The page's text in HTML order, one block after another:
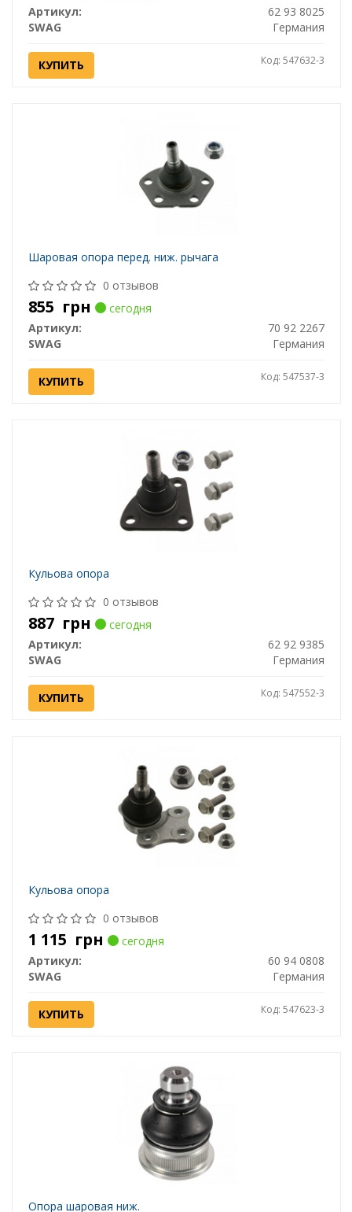
Артикул:
62 93 8025
SWAG
Германия
КУПИТЬ Код: 547632-3
Шаровая опора перед. ниж. рычага
0 отзывов
855 грн
сегодня
Артикул:
70 92 2267
SWAG
Германия
КУПИТЬ Код: 547537-3
Кульова опора
0 отзывов
887 грн
сегодня
Артикул:
62 92 9385
SWAG
Германия
КУПИТЬ Код: 547552-3
Кульова опора
0 отзывов
1 115 грн
сегодня
Артикул:
60 94 0808
SWAG
Германия
КУПИТЬ Код: 547623-3
Опора шаровая ниж.